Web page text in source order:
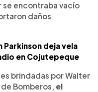
se encontraba vacío
daños
Parkinson deja vela
en Cojutepeque
brindadas por Walter
Bomberos, el